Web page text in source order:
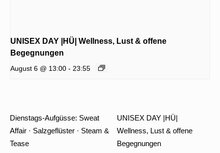
UNISEX DAY |HÜ| Wellness, Lust & offene
Begegnungen
August 6 @ 13:00 - 23:55
Dienstags-Aufgüsse: Sweat
Affair · Salzgeflüster · Steam &
Tease
UNISEX DAY |HÜ|
Wellness, Lust & offene
Begegnungen